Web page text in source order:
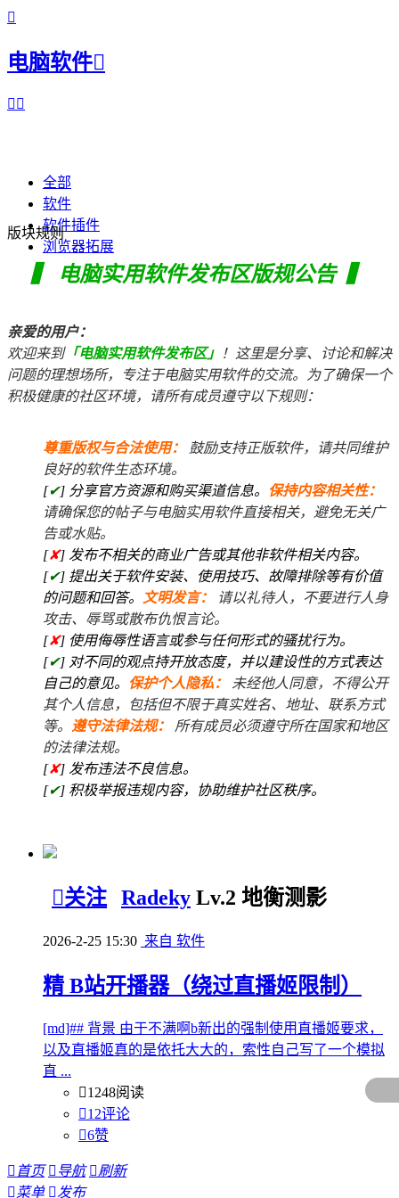

电脑软件
 
全部
软件
软件插件
浏览器拓展
版块规则
▍ 电脑实用软件发布区版规公告 ▍
亲爱的用户：
欢迎来到「电脑实用软件发布区」 ！这里是分享、讨论和解决
问题的理想场所，专注于电脑实用软件的交流。为了确保一个
积极健康的社区环境，请所有成员遵守以下规则：
尊重版权与合法使用：
鼓励支持正版软件，请共同维护
良好的软件生态环境。
[✔] 分享官方资源和购买渠道信息。
保持内容相关性：
请确保您的帖子与电脑实用软件直接相关，避免无关广
告或水贴。
[✘] 发布不相关的商业广告或其他非软件相关内容。
[✔] 提出关于软件安装、使用技巧、故障排除等有价值
的问题和回答。
文明发言：
请以礼待人，不要进行人身
攻击、辱骂或散布仇恨言论。
[✘] 使用侮辱性语言或参与任何形式的骚扰行为。
[✔] 对不同的观点持开放态度，并以建设性的方式表达
自己的意见。
保护个人隐私：
未经他人同意，不得公开
其个人信息，包括但不限于真实姓名、地址、联系方式
等。
遵守法律法规：
所有成员必须遵守所在国家和地区
的法律法规。
[✘] 发布违法不良信息。
[✔] 积极举报违规内容，协助维护社区秩序。
关注 Radeky Lv.2 地衡测影
2026-2-25 15:30 来自 软件
精 B站开播器（绕过直播姬限制）
[md]## 背景 由于不满啊b新出的强制使用直播姬要求，
以及直播姬真的是依托大大的，索性自己写了一个模拟
直 ...
1248阅读
12评论
6赞
 首页  导航 刷新
菜单 发布